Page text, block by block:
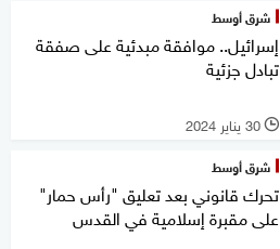
شرق أوسط
إسرائيل.. موافقة مبدئية على صفقة
تبادل جزئية
l 30 يناير 2024
شرق أوسط
تحرك قانوني بعد تعليق "رأس حمار"
على مقبرة إسلامية في القدس